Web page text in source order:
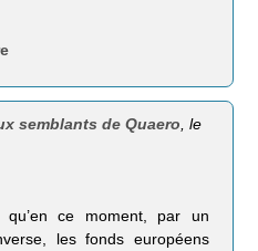
semblants de Quaero , le
qu’en ce moment, par un
les fonds européens